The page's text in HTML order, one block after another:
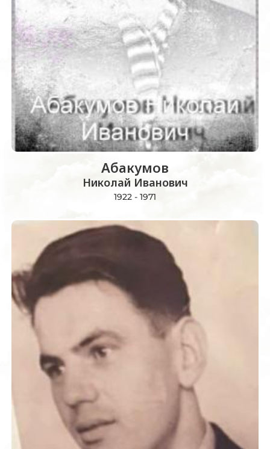
Абакумов
Николай Иванович
1922 - 1971